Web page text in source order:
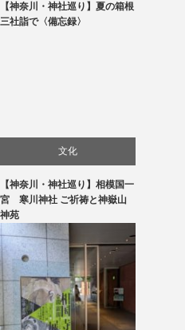
【神奈川・神社巡り】夏の箱根
三社詣で〈備忘録〉
文化
旅行
【神奈川・神社巡り】相模国一
宮 寒川神社 ご祈祷と神嶽山
神苑